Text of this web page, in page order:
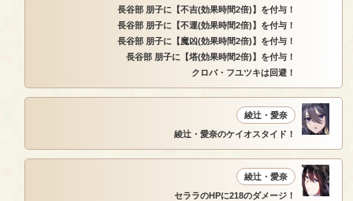
長谷部 朋子に【不吉(効果時間2倍)】を付与！
長谷部 朋子に【不運(効果時間2倍)】を付与！
長谷部 朋子に【魔凶(効果時間2倍)】を付与！
長谷部 朋子に【塔(効果時間2倍)】を付与！
クロバ・フユツキは回避！
綾辻・愛奈
綾辻・愛奈のケイオスタイド！
綾辻・愛奈
セララのHPに218のダメージ！